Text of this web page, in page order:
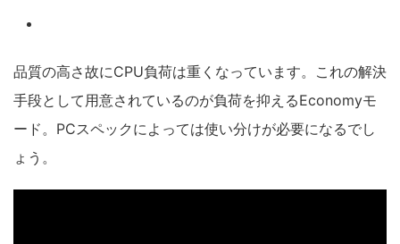
品質の高さ故にCPU負荷は重くなっています。これの解決
手段として用意されているのが負荷を抑えるEconomyモ
ード。PCスペックによっては使い分けが必要になるでし
ょう。